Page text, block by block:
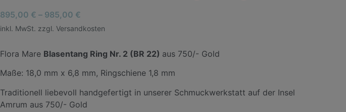
895,00 € – 985,00 €
inkl. MwSt. zzgl. Versandkosten
Flora Mare Blasentang Ring Nr. 2 (BR 22) aus 750/- Gold
Maße: 18,0 mm x 6,8 mm, Ringschiene 1,8 mm
Traditionell liebevoll handgefertigt in unserer Schmuckwerkstatt auf der Insel
Amrum aus 750/- Gold